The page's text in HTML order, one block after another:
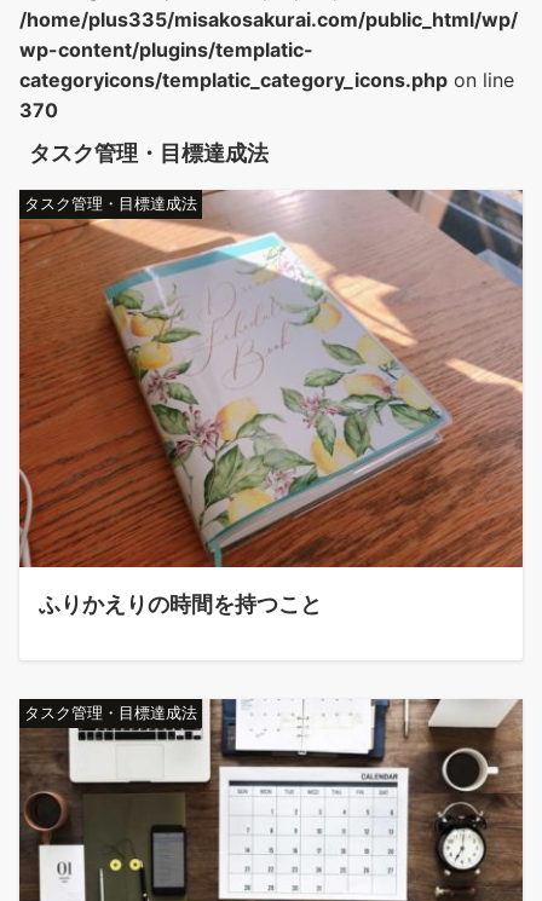
/home/plus335/misakosakurai.com/public_html/wp/
wp-content/plugins/templatic-
categoryicons/templatic_category_icons.php on line
370
タスク管理・目標達成法
タスク管理・目標達成法
ふりかえりの時間を持つこと
タスク管理・目標達成法